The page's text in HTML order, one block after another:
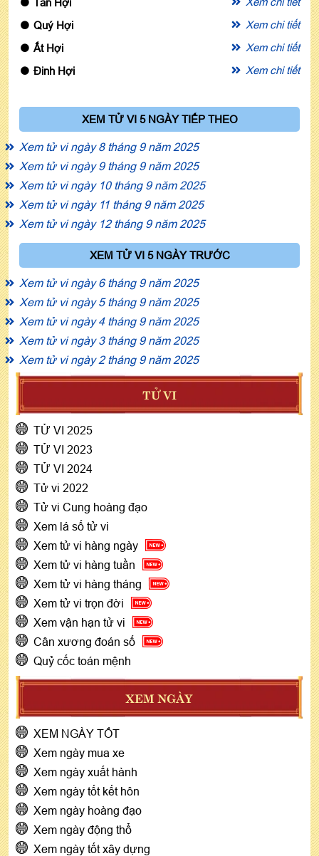
Tân Hợi
Quý Hợi
Xem chi tiết
Ất Hợi
Xem chi tiết
Đinh Hợi
Xem chi tiết
XEM TỬ VI 5 NGÀY TIẾP THEO
Xem tử vi ngày 8 tháng 9 năm 2025
Xem tử vi ngày 9 tháng 9 năm 2025
Xem tử vi ngày 10 tháng 9 năm 2025
Xem tử vi ngày 11 tháng 9 năm 2025
Xem tử vi ngày 12 tháng 9 năm 2025
XEM TỬ VI 5 NGÀY TRƯỚC
Xem tử vi ngày 6 tháng 9 năm 2025
Xem tử vi ngày 5 tháng 9 năm 2025
Xem tử vi ngày 4 tháng 9 năm 2025
Xem tử vi ngày 3 tháng 9 năm 2025
Xem tử vi ngày 2 tháng 9 năm 2025
TỬ VI
TỬ VI 2025
TỬ VI 2023
TỬ VI 2024
Tử vi 2022
Tử vi Cung hoàng đạo
Xem lá số tử vi
Xem tử vi hàng ngày
Xem tử vi hàng tuần
Xem tử vi hàng tháng
Xem tử vi trọn đời
Xem vận hạn tử vi
Cân xương đoán số
Quỷ cốc toán mệnh
XEM NGÀY
XEM NGÀY TỐT
Xem ngày mua xe
Xem ngày xuất hành
Xem ngày tốt kết hôn
Xem ngày hoàng đạo
Xem ngày động thổ
Xem ngày tốt xây dựng